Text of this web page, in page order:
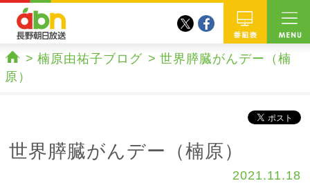
番組
twitterfacebook
ホーム
楠原由祐子ブログ
世界膵臓がんデー（楠
原）
世界膵臓がんデー（楠原）
2021.11.18